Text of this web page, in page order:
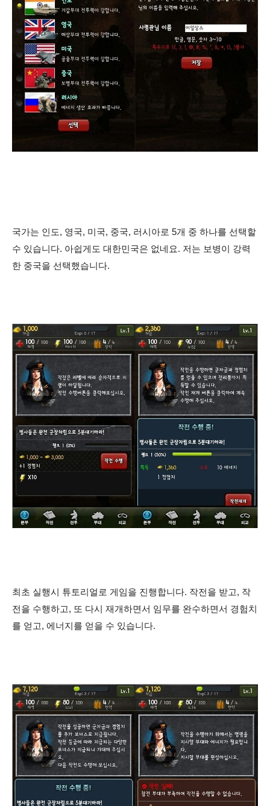
국가는 인도, 영국, 미국, 중국, 러시아로 5개 중 하나를 선택할
수 있습니다. 아쉽게도 대한민국은 없네요. 저는 보병이 강력
한 중국을 선택했습니다.
최초 실행시 튜토리얼로 게임을 진행합니다. 작전을 받고, 작
전을 수행하고, 또 다시 재개하면서 임무를 완수하면서 경험치
를 얻고, 에너지를 얻을 수 있습니다.